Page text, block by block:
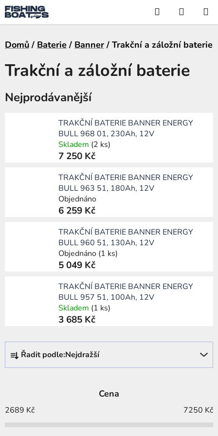
Přejít
na
obsah
Hledat
KOŠÍK
Domů / Baterie / Banner / Trakční a záložní baterie
Trakční a záložní baterie
Nejprodávanější
TRAKČNÍ BATERIE BANNER ENERGY
BULL 968 01, 230Ah, 12V
Skladem (2 ks)
7 250 Kč
TRAKČNÍ BATERIE BANNER ENERGY
BULL 963 51, 180Ah, 12V
Objednáno
6 259 Kč
TRAKČNÍ BATERIE BANNER ENERGY
BULL 960 51, 130Ah, 12V
Objednáno (1 ks)
5 049 Kč
TRAKČNÍ BATERIE BANNER ENERGY
BULL 957 51, 100Ah, 12V
Skladem (1 ks)
3 685 Kč
z
í
Řadit podle:Nejdražší
Cena
2689 Kč 7250 Kč